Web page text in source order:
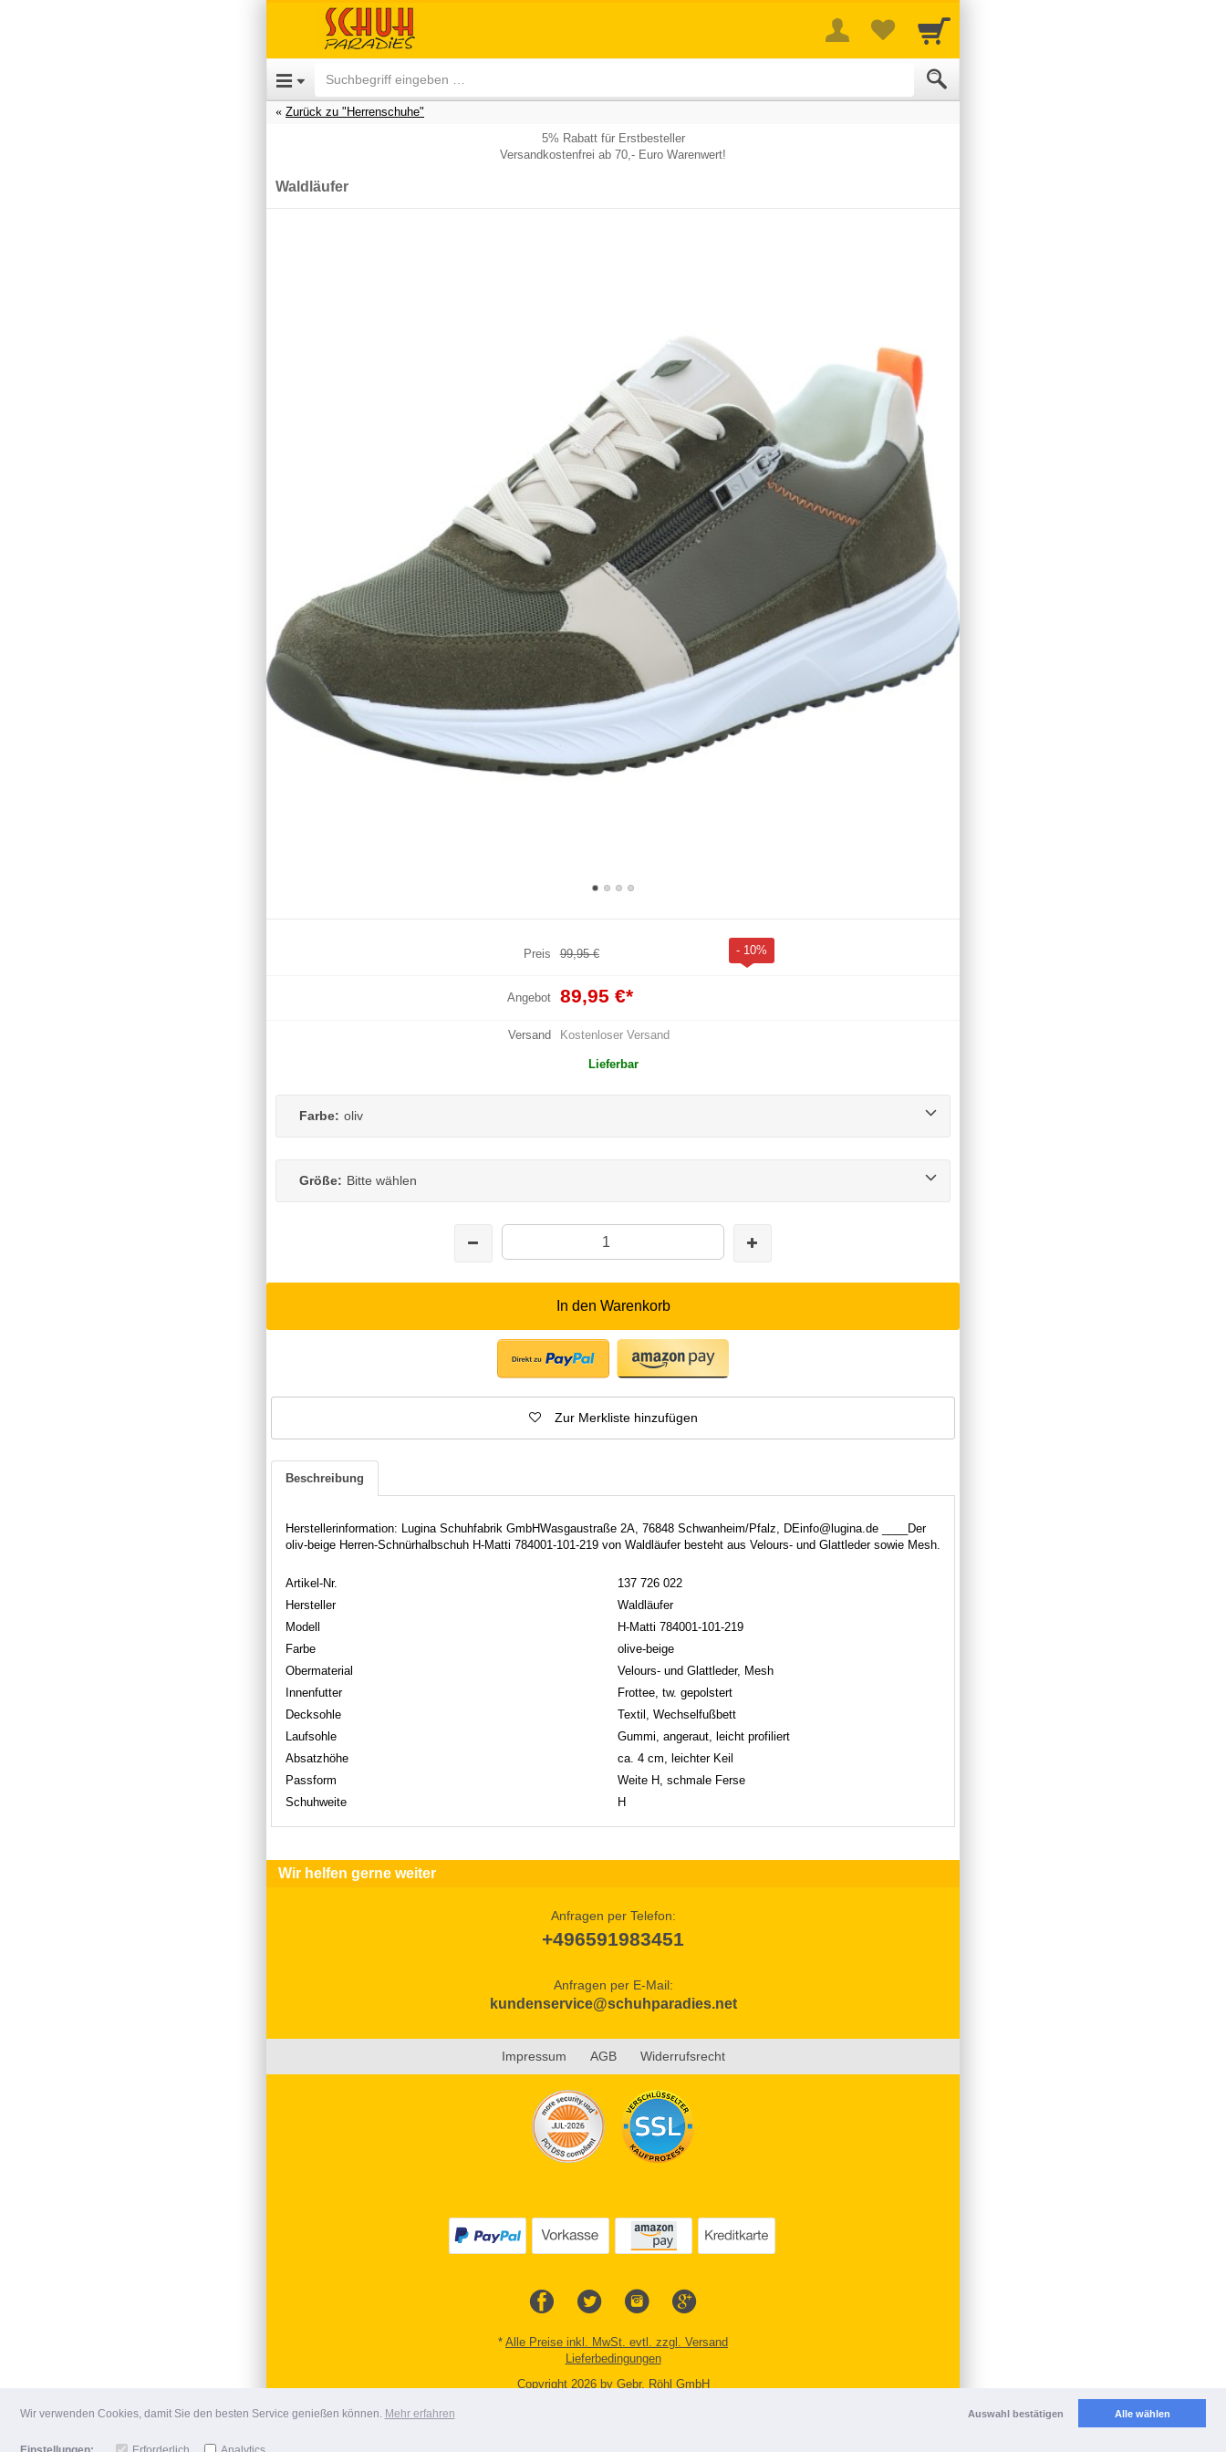
Wir verwenden Cookies, damit Sie den besten Service genießen können. Mehr erfahren Auswahl bestätigen Alle wählen
Zurück zu "Herrenschuhe"
5% Rabatt für Erstbesteller
Versandkostenfrei ab 70,- Euro Warenwert!
Waldläufer
Preis 99,95 € - 10%
Angebot 89,95 €*
Versand Kostenloser Versand
Lieferbar
Farbe: oliv
Größe: Bitte wählen
In den Warenkorb
Zur Merkliste hinzufügen
Beschreibung
Herstellerinformation: Lugina Schuhfabrik GmbHWasgaustraße 2A, 76848 Schwanheim/Pfalz, DEinfo@lugina.de ____Der
oliv-beige Herren-Schnürhalbschuh H-Matti 784001-101-219 von Waldläufer besteht aus Velours- und Glattleder sowie Mesh.
Artikel-Nr.
137 726 022
Hersteller
Waldläufer
Modell
H-Matti 784001-101-219
Farbe
olive-beige
Obermaterial
Velours- und Glattleder, Mesh
Innenfutter
Frottee, tw. gepolstert
Decksohle
Textil, Wechselfußbett
Laufsohle
Gummi, angeraut, leicht profiliert
Absatzhöhe
ca. 4 cm, leichter Keil
Passform
Weite H, schmale Ferse
Schuhweite
H
Wir helfen gerne weiter
Anfragen per Telefon:
+496591983451
Anfragen per E-Mail:
kundenservice@schuhparadies.net
Impressum AGB Widerrufsrecht
* Alle Preise inkl. MwSt. evtl. zzgl. Versand
Lieferbedingungen
Copyright 2026 by Gebr. Röhl GmbH